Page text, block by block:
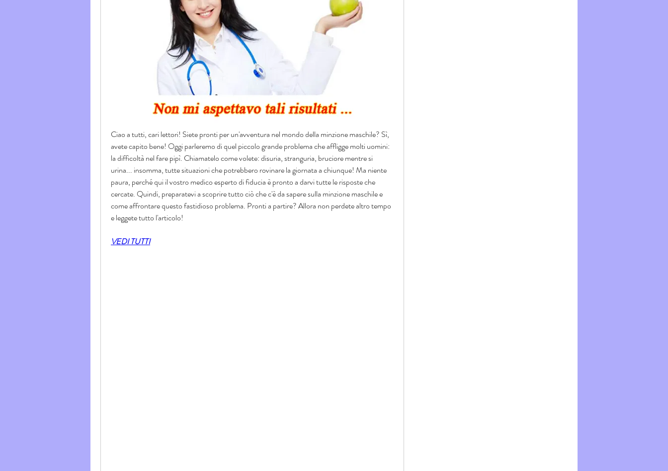
Ciao a tutti, cari lettori! Siete pronti per un'avventura nel mondo della minzione maschile? Sì,
avete capito bene! Oggi parleremo di quel piccolo grande problema che affligge molti uomini:
la difficoltà nel fare pipì. Chiamatelo come volete: disuria, stranguria, bruciore mentre si
urina... insomma, tutte situazioni che potrebbero rovinare la giornata a chiunque! Ma niente
paura, perché qui il vostro medico esperto di fiducia è pronto a darvi tutte le risposte che
cercate. Quindi, preparatevi a scoprire tutto ciò che c'è da sapere sulla minzione maschile e
come affrontare questo fastidioso problema. Pronti a partire? Allora non perdete altro tempo
e leggete tutto l'articolo!
VEDI TUTTI